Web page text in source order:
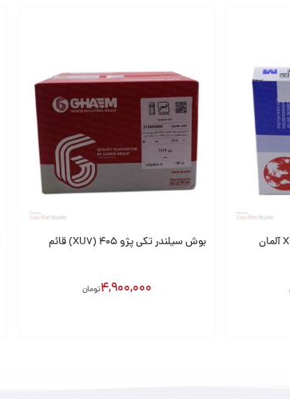
بوش سیلندر تکی پژو 405 (XU7) قائم
4,900,000تومان